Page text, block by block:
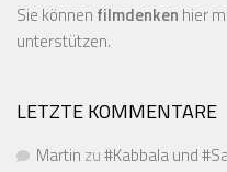
Sie können filmdenken hier
unterstützen.
LETZTE KOMMENTARE
Martin zu#Kabbala und